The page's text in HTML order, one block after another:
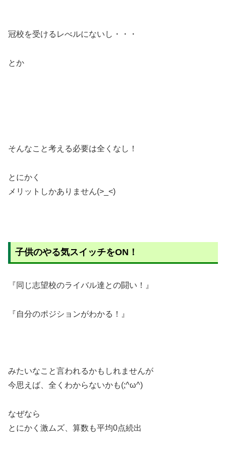
冠校を受けるレべルにないし・・・
とか
そんなこと考える必要は全くなし！
とにかく
メリットしかありません(>_<)
子供のやる気スイッチをON！
『同じ志望校のライバル達との闘い！』
『自分のポジションがわかる！』
みたいなこと言われるかもしれませんが
今思えば、全くわからないかも(;^ω^)
なぜなら
とにかく激ムズ、算数も平均0点続出